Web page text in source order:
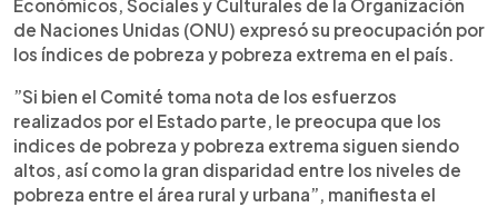
Económicos, Sociales y Culturales de la Organización
de Naciones Unidas (ONU) expresó su preocupación por
los índices de pobreza y pobreza extrema en el país.
”Si bien el Comité toma nota de los esfuerzos
realizados por el Estado parte, le preocupa que los
indices de pobreza y pobreza extrema siguen siendo
altos, así como la gran disparidad entre los niveles de
pobreza entre el área rural y urbana”, manifiesta el